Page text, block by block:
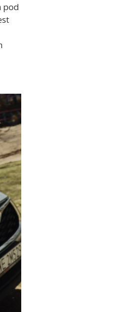
pod